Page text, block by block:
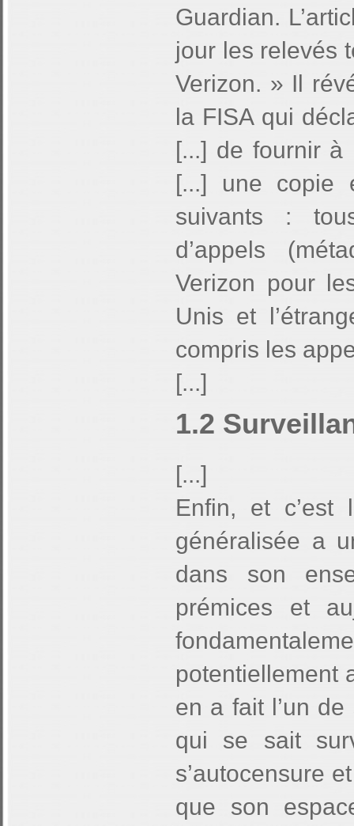
Guardian.
jour les relevés
Verizon. » Il
la FISA qui
[...] de fournir
[...] une copie
suivants :
d’appels
Verizon pour
Unis et
compris les
[...]
1.2
[...]
Enfin, et c’est
généralisée a
dans son
prémices et
potentiellement
en a fait l’un
qui se sait
s’autocensure
que son